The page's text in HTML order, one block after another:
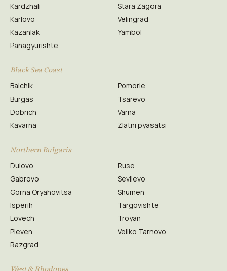
Kardzhali
Karlovo
Kazanlak
Panagyurishte
Stara Zagora
Velingrad
Yambol
Black Sea Coast
Balchik
Burgas
Dobrich
Kavarna
Pomorie
Tsarevo
Varna
Zlatni pyasatsi
Northern Bulgaria
Dulovo
Gabrovo
Gorna Oryahovitsa
Isperih
Lovech
Pleven
Razgrad
Ruse
Sevlievo
Shumen
Targovishte
Troyan
Veliko Tarnovo
West & Rhodopes